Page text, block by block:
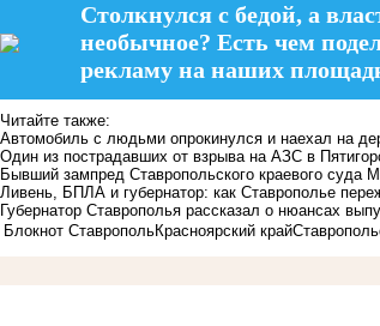
Столкнулся с бедой, а
необычное? Есть чем
рекламу на наших
Читайте также:
Автомобиль с людьми опрокинулся и наехал на
Один из пострадавших от взрыва на АЗС в
Бывший зампред Ставропольского краевого
Ливень, БПЛА и губернатор: как Ставрополье
Губернатор Ставрополья рассказал о нюансах
Блокнот СтавропольКрасноярский край